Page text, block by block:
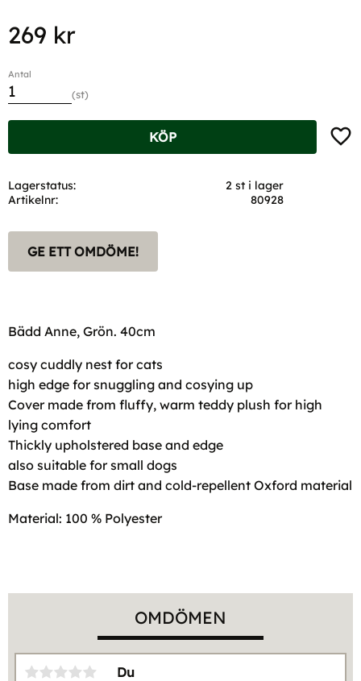
269 kr
Antal
st
KÖP
Lagerstatus
2 st i lager
Artikelnr
80928
GE ETT OMDÖME!
Bädd Anne, Grön. 40cm
cosy cuddly nest for cats
high edge for snuggling and cosying up
Cover made from fluffy, warm teddy plush for high
lying comfort
Thickly upholstered base and edge
also suitable for small dogs
Base made from dirt and cold-repellent Oxford material
Material: 100 % Polyester
OMDÖMEN
Du